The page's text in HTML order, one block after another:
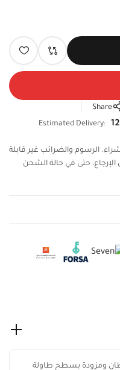
Share
Estimated Delivery:
من تاريخ الشراء. الرسوم والضرائب غير
شحن الإرجاع، حتى في حالة
ومزودة بسطح طاولة